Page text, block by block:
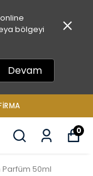
bölgeyi
Devam
0
Parfüm 50ml